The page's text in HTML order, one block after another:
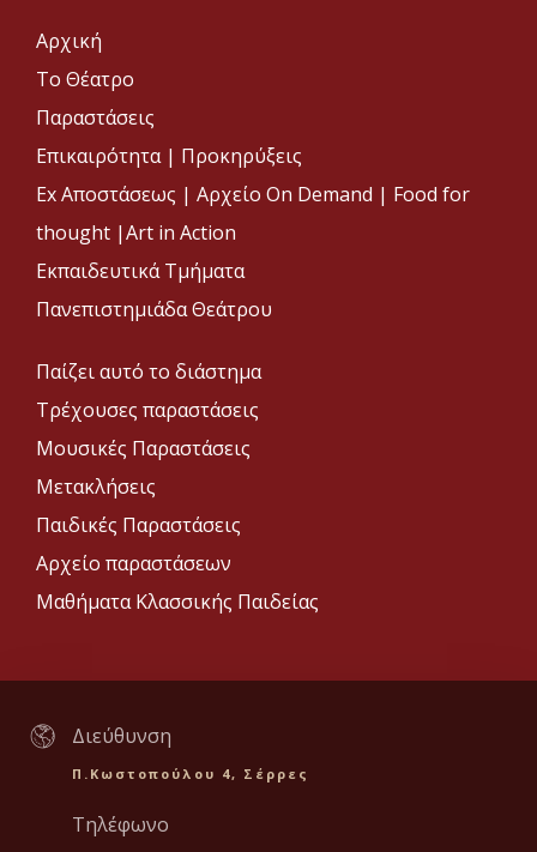
Αρχική
Το Θέατρο
Παραστάσεις
Επικαιρότητα | Προκηρύξεις
Ex Αποστάσεως | Αρχείο On Demand | Food for
thought |Art in Action
Εκπαιδευτικά Τμήματα
Πανεπιστημιάδα Θεάτρου
Παίζει αυτό το διάστημα
Τρέχουσες παραστάσεις
Μουσικές Παραστάσεις
Μετακλήσεις
Παιδικές Παραστάσεις
Αρχείο παραστάσεων
Μαθήματα Κλασσικής Παιδείας
Διεύθυνση
Π.Κωστοπούλου 4, Σέρρες
Τηλέφωνο